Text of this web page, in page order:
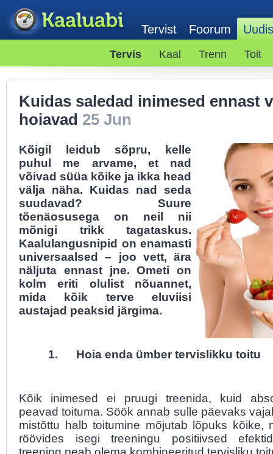
Tervist Foorum
Tervis Kaal Trenn Toit
Kuidas saledad inimesed ennast
hoiavad 25 Jun
Kõigil leidub sõpru, kelle
puhul me arvame, et nad
võivad süüa kõike ja ikka head
välja näha. Kuidas nad seda
suudavad? Suure
tõenäosusega on neil nii
mõnigi trikk tagataskus.
Kaalulangusnipid on enamasti
universaalsed – joo vett, ära
näljuta ennast jne. Ometi on
kolm eriti olulist nõuannet,
mida kõik terve eluviisi
austajad peaksid järgima.
1. Hoia enda ümber tervislikku toitu
Kõik inimesed ei pruugi treenida, kuid
peavad toituma. Söök annab sulle päevaks
mistõttu halb toitumine mõjutab lõpuks kõike,
röövides isegi treeningu positiivsed